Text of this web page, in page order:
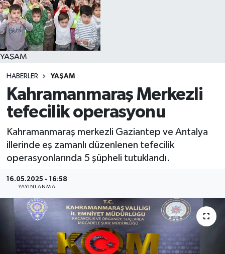
YAŞAM
HABERLER YAŞAM
Kahramanmaraş Merkezli
tefecilik operasyonu
Kahramanmaraş merkezli Gaziantep ve Antalya
illerinde eş zamanlı düzenlenen tefecilik
operasyonlarında 5 şüpheli tutuklandı.
16.05.2025 - 16:58
YAYINLANMA
YAŞAM